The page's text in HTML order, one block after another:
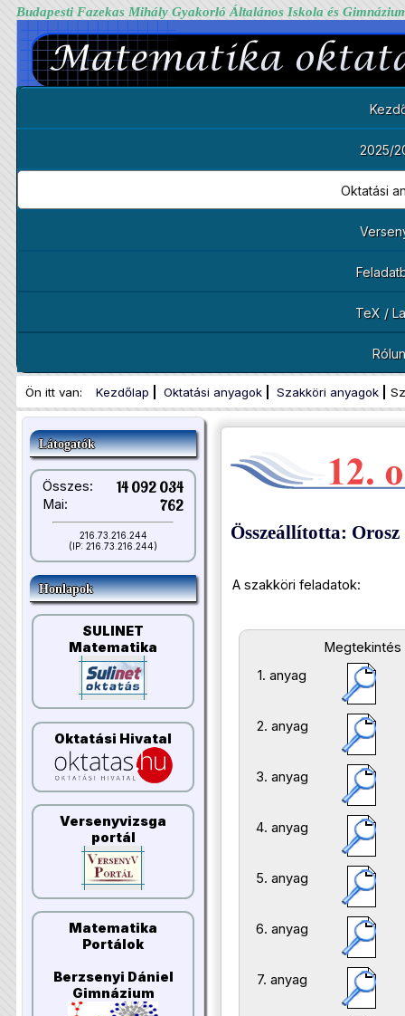
Budapesti Fazekas Mihály Gyakorló Általános Iskola és
2025/
Oktatási
TeX /
Ön itt van: Kezdőlap Oktatási anyagok Szakköri anyagok
Látogatók
Összes: 14 092 034
Mai: 762
216.73.216.244
(IP: 216.73.216.244)
Honlapok
SULINET
Matematika
Oktatási Hivatal
Versenyvizsga
portál
Matematika
Portálok
Berzsenyi Dániel
Gimnázium
Összeállította:
A szakköri feladatok:
Megtekintés
1. anyag
2. anyag
3. anyag
4. anyag
5. anyag
6. anyag
7. anyag